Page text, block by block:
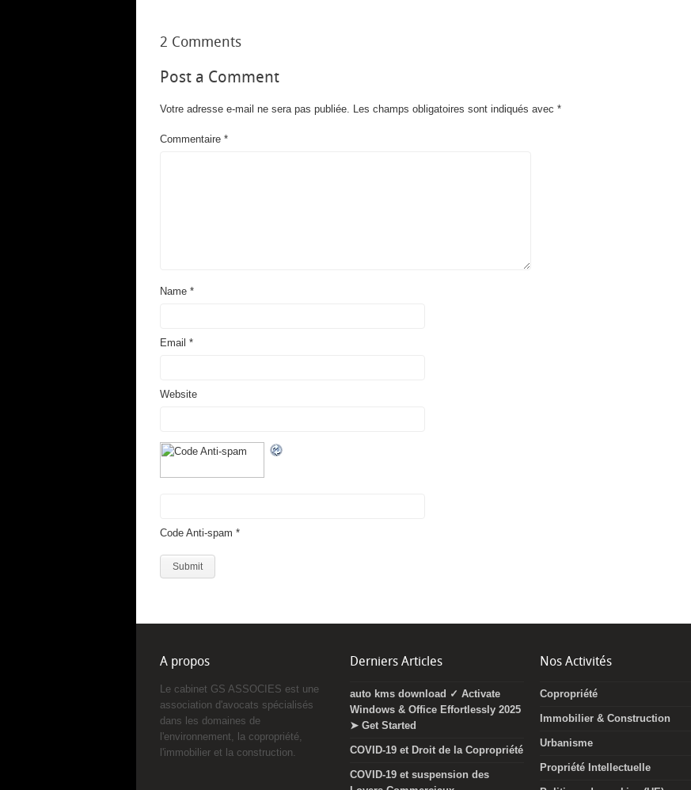
2 Comments
Post a Comment
Votre adresse e-mail ne sera pas publiée. Les champs obligatoires sont indiqués avec *
Commentaire *
Name *
Email *
Website
Code Anti-spam *
A propos
Le cabinet GS ASSOCIES est une
association d'avocats spécialisés
dans les domaines de
l'environnement, la copropriété,
l'immobilier et la construction.
Derniers Articles
auto kms download ✓ Activate
Windows & Office Effortlessly 2025
➤ Get Started
COVID-19 et Droit de la Copropriété
COVID-19 et suspension des
Nos Activités
Copropriété
Immobilier & Construction
Urbanisme
Propriété Intellectuelle